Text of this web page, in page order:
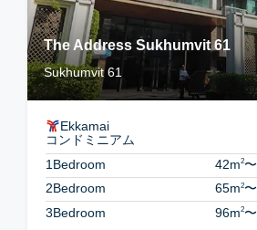
The Address Sukhumvit 61
Sukhumvit 61
Ekkamai
コンドミニアム
1Bedroom
42m2〜
2Bedroom
65m2〜
3Bedroom
96m2〜